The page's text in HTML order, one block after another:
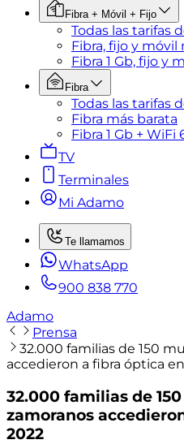
Fibra + Móvil + Fijo
Todas las tarifas
Fibra, fijo y móvil
Fibra 1 Gb, fijo y
Fibra
Todas las tarifas
Fibra más barata
Fibra 1 Gb + WiFi
TV
Terminales
Mi Adamo
Te llamamos
WhatsApp
900 838 770
Adamo
Prensa
32.000 familias de 150
accedieron a fibra óptica
32.000 familias de
zamoranos
2022